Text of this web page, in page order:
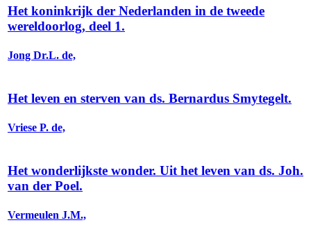
Het koninkrijk der Nederlanden in de tweede
wereldoorlog, deel 1.
Jong Dr.L. de,
Het leven en sterven van ds. Bernardus Smytegelt.
Vriese P. de,
Het wonderlijkste wonder. Uit het leven van ds. Joh.
van der Poel.
Vermeulen J.M.,